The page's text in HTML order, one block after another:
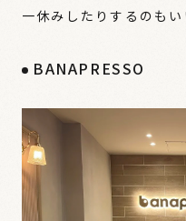
一休みしたりするのもい
BANAPRESSO